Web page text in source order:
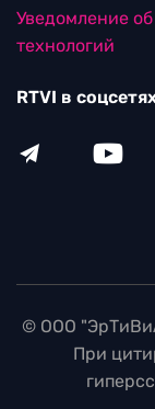
Уведомление
технологий
RTVI в
© ООО
При